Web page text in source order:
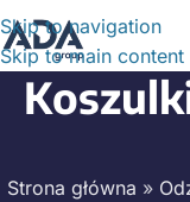
Skip to navigation
Skip to main content
Strona główna »